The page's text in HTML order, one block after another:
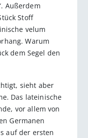
Außerdem
Stoff
velum
Warum
dem Segel den
sieht aber
Das lateinische
vor allem von
Germanen
auf der ersten